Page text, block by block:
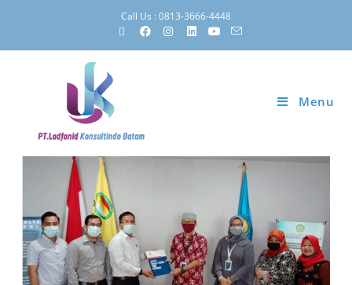
Call Us : 0813-3666-4448
Menu